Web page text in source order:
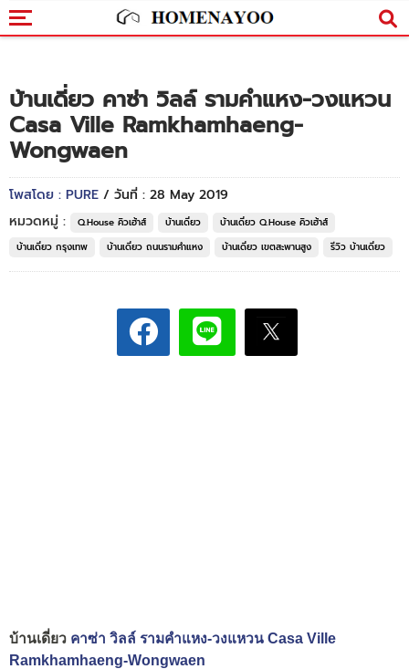
บ้านเดี่ยว คาซ่า วิลล์ รามคำแหง-วงแหวน
Casa Ville Ramkhamhaeng-
Wongwaen
โพสโดย : PURE / วันที่ : 28 May 2019
หมวดหมู่ :
Q.House คิวเฮ้าส์ บ้านเดี่ยว
บ้านเดี่ยว Q.House คิวเฮ้าส์
บ้านเดี่ยว กรุงเทพ
บ้านเดี่ยว ถนนรามคำแหง บ้านเดี่ยว เขตสะพานสูง รีวิว บ้านเดี่ยว
บ้านเดี่ยว คาซ่า วิลล์ รามคำแหง-วงแหวน Casa Ville
Ramkhamhaeng-Wongwaen